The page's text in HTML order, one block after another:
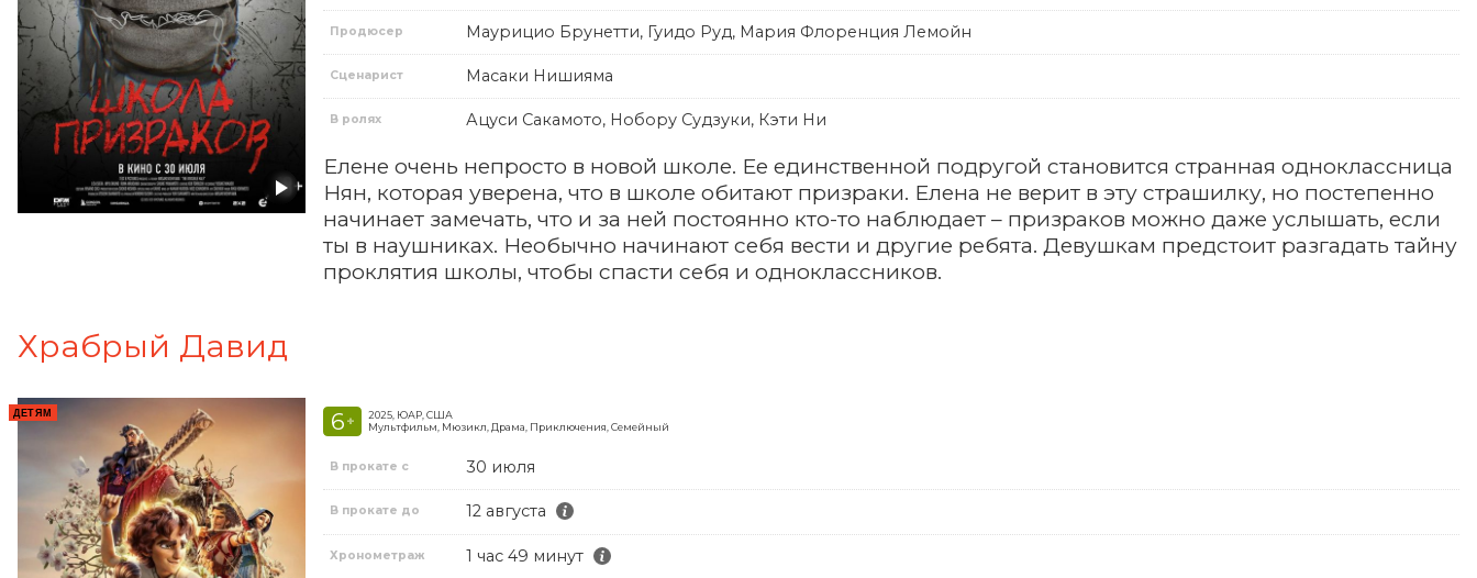
Продюсер Маурицио Брунетти, Гуидо Руд, Мария Флоренция Лемойн
Сценарист Масаки Нишияма
В ролях Ацуси Сакамото, Нобору Судзуки, Кэти Ни
Елене очень непросто в новой школе. Ее единственной подругой становится странная одноклассница
Нян, которая уверена, что в школе обитают призраки. Елена не верит в эту страшилку, но постепенно
начинает замечать, что и за ней постоянно кто-то наблюдает – призраков можно даже услышать, если
ты в наушниках. Необычно начинают себя вести и другие ребята. Девушкам предстоит разгадать тайну
проклятия школы, чтобы спасти себя и одноклассников.
Храбрый Давид
ДЕТЯМ 6 +
2025, ЮАР, США
Мультфильм, Мюзикл, Драма, Приключения, Семейный
В прокате с 30 июля
В прокате до 12 августа
Хронометраж 1 час 49 минут